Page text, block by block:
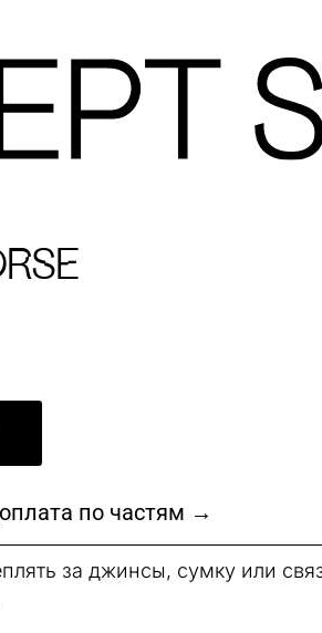
оплата по частям →
за джинсы, сумку или